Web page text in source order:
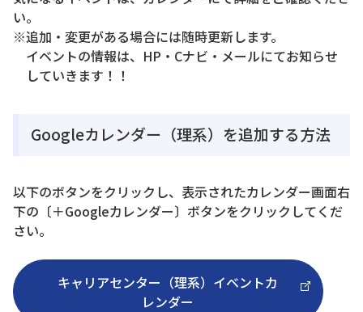
い。
※追加・変更がある場合には随時更新します。
イベントの情報は、HP・Cナビ・メールにてお知らせ
していきます！！
Googleカレンダー（理系）を追加する方法
以下のボタンをクリックし、表示されたカレンダー画面右
下の〔＋Googleカレンダー〕ボタンをクリックしてくだ
さい。
キャリアセンター（理系）イベントカ
レンダー